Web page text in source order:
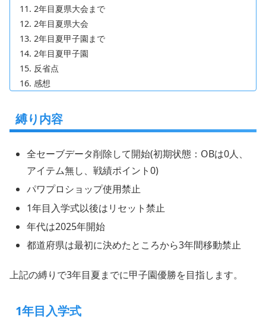
2年目夏県大会まで
2年目夏県大会
2年目夏甲子園まで
2年目夏甲子園
反省点
感想
縛り内容
全セーブデータ削除して開始(初期状態：OBは0人、
アイテム無し、戦績ポイント0)
パワプロショップ使用禁止
1年目入学式以後はリセット禁止
年代は2025年開始
都道府県は最初に決めたところから3年間移動禁止
上記の縛りで3年目夏までに甲子園優勝を目指します。
1年目入学式